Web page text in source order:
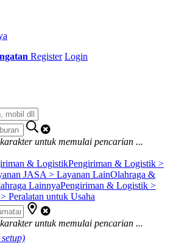
Register Login
karakter untuk memulai pencarian ...
& LogistikPengiriman & Logistik >
JASA > Layanan LainOlahraga &
LainnyaPengiriman & Logistik >
Peralatan untuk Usaha
karakter untuk memulai pencarian ...